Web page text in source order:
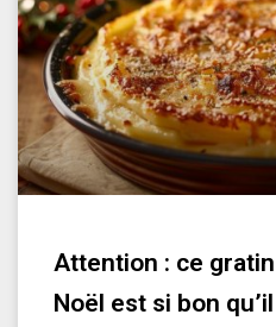
Attention : ce
Noël est si bon